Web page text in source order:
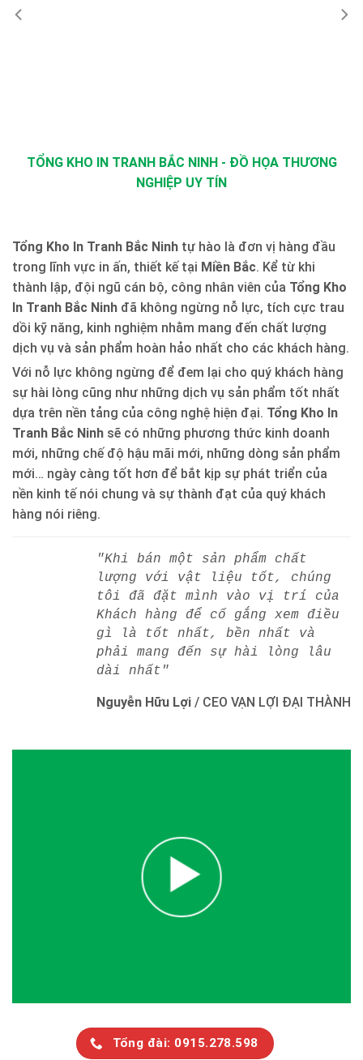
TỔNG KHO IN TRANH BẮC NINH - ĐỒ HỌA THƯƠNG
NGHIỆP UY TÍN
Tổng Kho In Tranh Bắc Ninh tự hào là đơn vị hàng đầu
trong lĩnh vực in ấn, thiết kế tại Miền Bắc. Kể từ khi
thành lập, đội ngũ cán bộ, công nhân viên của Tổng Kho
In Tranh Bắc Ninh đã không ngừng nỗ lực, tích cực trau
dồi kỹ năng, kinh nghiệm nhằm mang đến chất lượng
dịch vụ và sản phẩm hoàn hảo nhất cho các khách hàng.
Với nỗ lực không ngừng để đem lại cho quý khách hàng
sự hài lòng cũng như những dịch vụ sản phẩm tốt nhất
dựa trên nền tảng của công nghệ hiện đại. Tổng Kho In
Tranh Bắc Ninh sẽ có những phương thức kinh doanh
mới, những chế độ hậu mãi mới, những dòng sản phẩm
mới… ngày càng tốt hơn để bắt kịp sự phát triển của
nền kinh tế nói chung và sự thành đạt của quý khách
hàng nói riêng.
"Khi bán một sản phẩm chất
lượng với vật liệu tốt, chúng
tôi đã đặt mình vào vị trí của
Khách hàng để cố gắng xem điều
gì là tốt nhất, bền nhất và
phải mang đến sự hài lòng lâu
dài nhất"
Nguyễn Hữu Lợi / CEO VẠN LỢI ĐẠI THÀNH
Tổng đài: 0915.278.598